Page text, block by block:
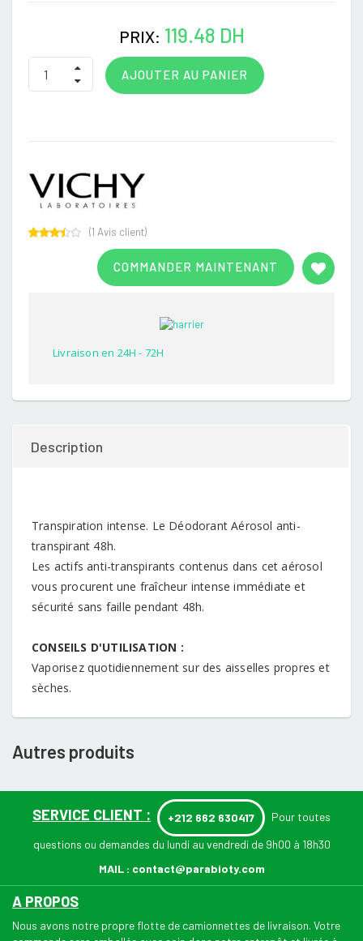
PRIX: 119.48 DH
AJOUTER AU PANIER
COMMANDER MAINTENANT
(1 Avis client)
Livraison en 24H - 72H
Description
Transpiration intense. Le Déodorant Aérosol anti-
transpirant 48h.
Les actifs anti-transpirants contenus dans cet aérosol
vous procurent une fraîcheur intense immédiate et
sécurité sans faille pendant 48h.
CONSEILS D'UTILISATION :
Vaporisez quotidiennement sur des aisselles propres et
sèches.
Autres produits
SERVICE CLIENT : +212 662 630417 Pour toutes
questions ou demandes du lundi au vendredi de 9h00 à 18h30
MAIL : contact@parabioty.com
A PROPOS
Nous avons notre propre flotte de camionnettes de livraison. Votre